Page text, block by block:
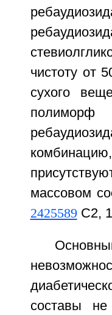
чистоту от
сухого
полиморф
массовом
2425589 С2,
составы